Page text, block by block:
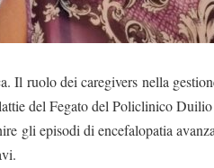
Il ruolo dei caregivers nella
del Fegato del Policlinico
gli episodi di encefalopatia